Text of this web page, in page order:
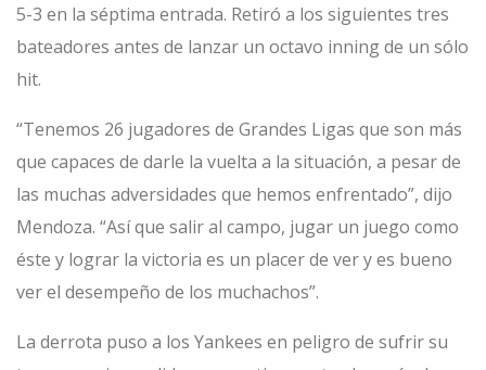
5-3 en la séptima entrada. Retiró a los siguientes tres
bateadores antes de lanzar un octavo inning de un sólo
hit.
“Tenemos 26 jugadores de Grandes Ligas que son más
que capaces de darle la vuelta a la situación, a pesar de
las muchas adversidades que hemos enfrentado”, dijo
Mendoza. “Así que salir al campo, jugar un juego como
éste y lograr la victoria es un placer de ver y es bueno
ver el desempeño de los muchachos”.
La derrota puso a los Yankees en peligro de sufrir su